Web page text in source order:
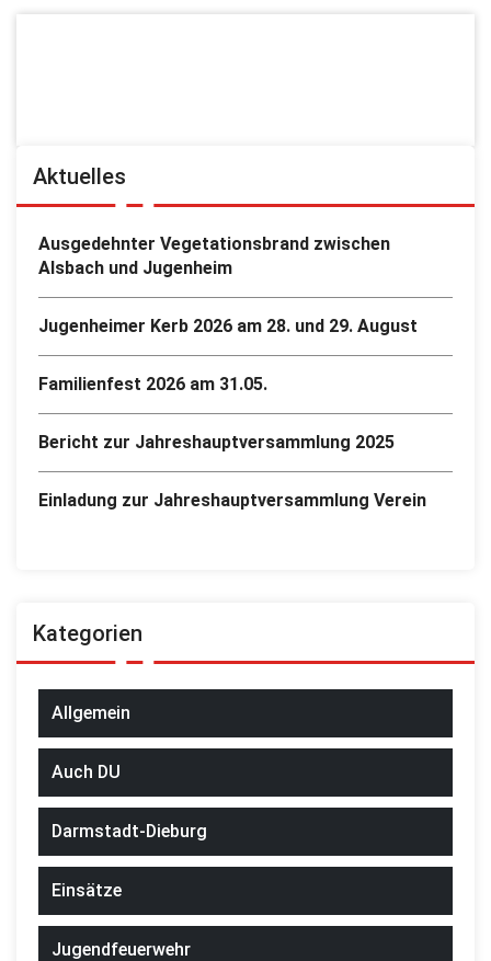
Aktuelles
Ausgedehnter Vegetationsbrand zwischen
Alsbach und Jugenheim
Jugenheimer Kerb 2026 am 28. und 29. August
Familienfest 2026 am 31.05.
Bericht zur Jahreshauptversammlung 2025
Einladung zur Jahreshauptversammlung Verein
Kategorien
Allgemein
Auch DU
Darmstadt-Dieburg
Einsätze
Jugendfeuerwehr